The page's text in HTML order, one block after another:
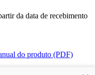
da data de recebimento
do produto (PDF)